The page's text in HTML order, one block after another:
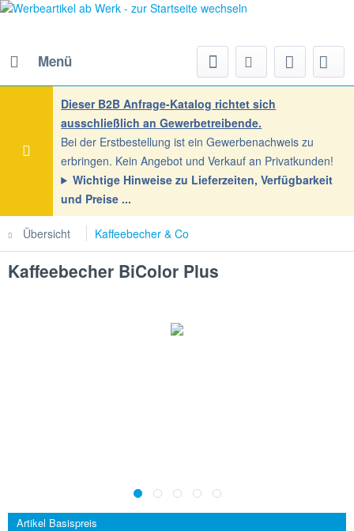
Menü
Dieser B2B Anfrage-Katalog richtet sich
ausschließlich an Gewerbetreibende.
Bei der Erstbestellung ist ein Gewerbenachweis zu
erbringen. Kein Angebot und Verkauf an Privatkunden!
Wichtige Hinweise zu Lieferzeiten, Verfügbarkeit
und Preise
Übersicht Kaffeebecher & Co
Kaffeebecher BiColor Plus
Artikel Basispreis